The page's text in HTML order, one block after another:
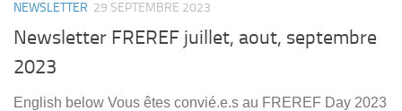
NEWSLETTER 29 SEPTEMBRE 2023
Newsletter FREREF juillet, aout, septembre
2023
English below Vous êtes convié.e.s au FREREF Day 2023